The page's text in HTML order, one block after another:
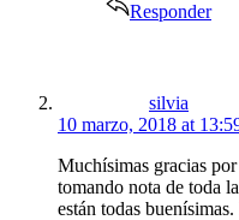
Responder
silvia
10 marzo, 2018 at
Muchísimas gracias
tomando nota de toda
están todas